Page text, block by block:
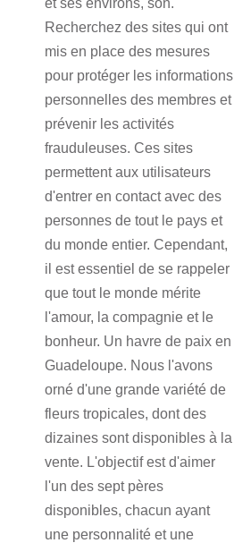
et ses environs, son.
Recherchez des sites qui ont
mis en place des mesures
pour protéger les informations
personnelles des membres et
prévenir les activités
frauduleuses. Ces sites
permettent aux utilisateurs
d'entrer en contact avec des
personnes de tout le pays et
du monde entier. Cependant,
il est essentiel de se rappeler
que tout le monde mérite
l'amour, la compagnie et le
bonheur. Un havre de paix en
Guadeloupe. Nous l'avons
orné d'une grande variété de
fleurs tropicales, dont des
dizaines sont disponibles à la
vente. L'objectif est d'aimer
l'un des sept pères
disponibles, chacun ayant
une personnalité et une